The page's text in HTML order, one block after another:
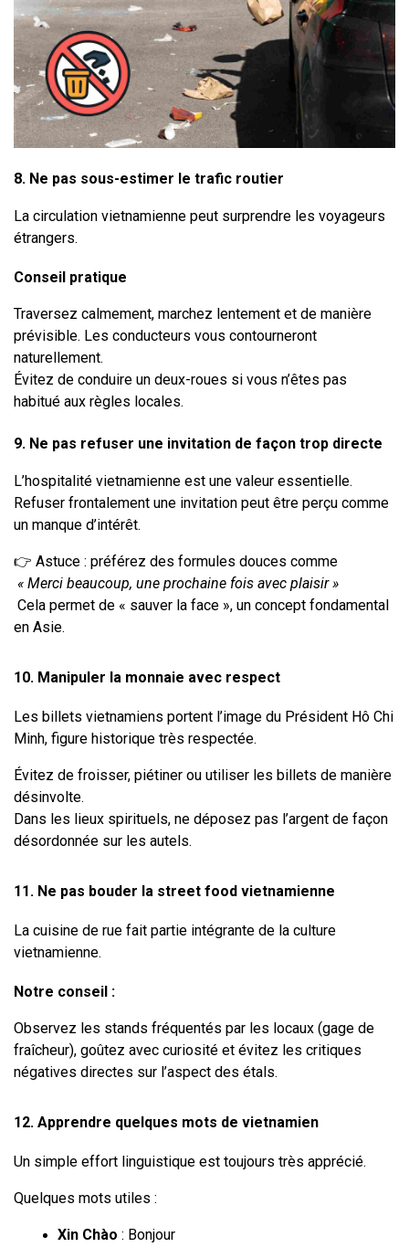
8. Ne pas sous-estimer le trafic routier
La circulation vietnamienne peut surprendre les voyageurs
étrangers.
Conseil pratique
Traversez calmement, marchez lentement et de manière
prévisible. Les conducteurs vous contourneront
naturellement.
Évitez de conduire un deux-roues si vous n’êtes pas
habitué aux règles locales.
9. Ne pas refuser une invitation de façon trop directe
L’hospitalité vietnamienne est une valeur essentielle.
Refuser frontalement une invitation peut être perçu comme
un manque d’intérêt.
👉 Astuce : préférez des formules douces comme
« Merci beaucoup, une prochaine fois avec plaisir »
en Asie.
10. Manipuler la monnaie avec respect
Les billets vietnamiens portent l’image du Président Hô Chi
Minh, figure historique très respectée.
Évitez de froisser, piétiner ou utiliser les billets de manière
désinvolte.
Dans les lieux spirituels, ne déposez pas l’argent de façon
désordonnée sur les autels.
11. Ne pas bouder la street food vietnamienne
La cuisine de rue fait partie intégrante de la culture
vietnamienne.
Notre conseil :
Observez les stands fréquentés par les locaux (gage de
fraîcheur), goûtez avec curiosité et évitez les critiques
négatives directes sur l’aspect des étals.
12. Apprendre quelques mots de vietnamien
Un simple effort linguistique est toujours très apprécié.
Quelques mots utiles :
Xin Chào : Bonjour